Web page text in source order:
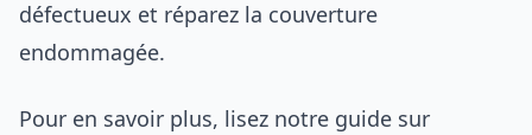
défectueux et réparez la couverture
endommagée.
Pour en savoir plus, lisez notre guide sur